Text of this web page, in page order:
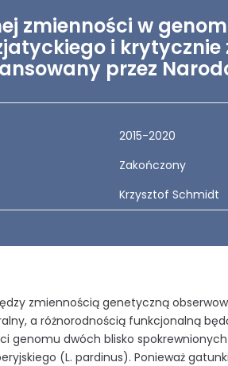
zmienności w
i krytycznie
przez
2015-2020
Zakończony
Krzysztof Schmidt
zmiennością genetyczną
a różnorodnością funkcjonalną
genomu dwóch blisko
(L. pardinus). Ponieważ